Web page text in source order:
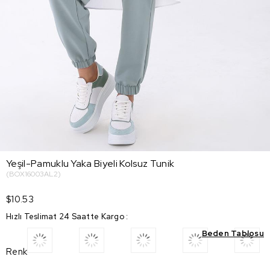
Yeşil-Pamuklu Yaka Biyeli Kolsuz Tunik
(BOX16003AL2)
$10.53
Hızlı Teslimat 24 Saatte Kargo :
Beden Tablosu
Renk